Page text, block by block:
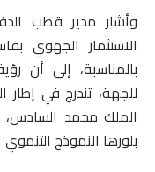
وأشار مدير قطب
الاستثمار الجهوي
بالمناسبة، إلى أن
للجهة، تندرج في إطار
الملك محمد السادس،
بلورها النموذج التنموي